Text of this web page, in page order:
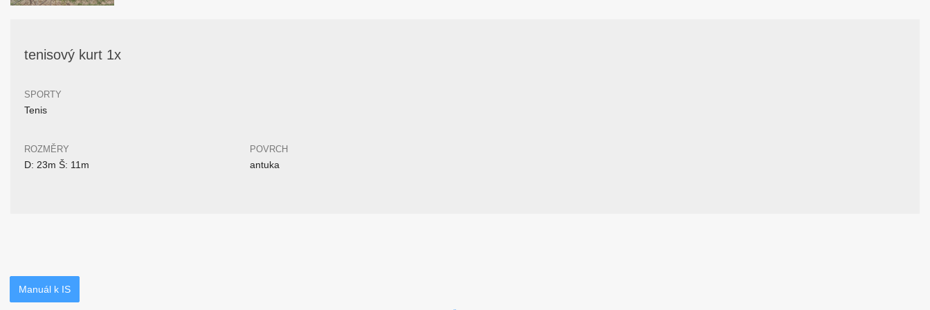
tenisový kurt 1x
SPORTY
Tenis
ROZMĚRY
D: 23m Š: 11m
POVRCH
antuka
Manuál k IS